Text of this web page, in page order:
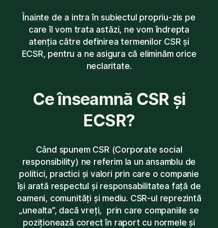
Înainte de a intra în subiectul propriu-zis pe
care îl vom trata astăzi, ne vom îndrepta
atenția către definirea termenilor CSR și
ECSR, pentru a ne asigura că eliminăm orice
neclaritate.
Ce înseamnă CSR și
ECSR?
Când spunem CSR (Corporate social
responsibility) ne referim la un ansamblu de
politici, practici și valori prin care o companie
își arată respectul și responsabilitatea față de
oameni, comunități și mediu. CSR-ul reprezintă
„unealta”, dacă vreți, prin care companiile se
poziționează corect în raport cu normele și